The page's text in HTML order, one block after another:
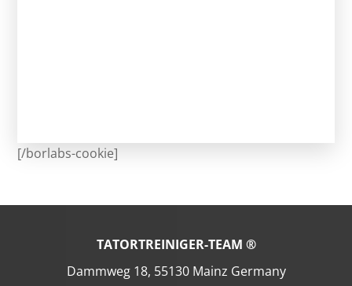
[/borlabs-cookie]
TATORTREINIGER-TEAM ®
Dammweg 18, 55130 Mainz Germany